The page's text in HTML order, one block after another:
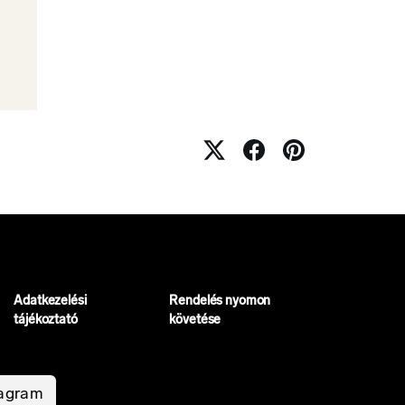
Adatkezelési
tájékoztató
Rendelés nyomon
követése